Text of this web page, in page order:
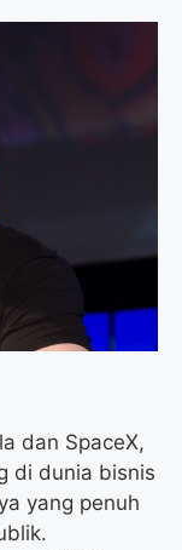
e
dan SpaceX,
di dunia bisnis
yang penuh